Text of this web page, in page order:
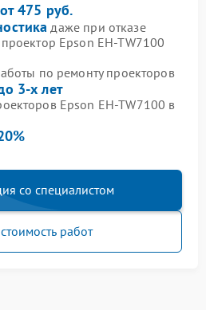
от 475 руб.
даже при отказе
Epson EH-TW7100
по ремонту проекторов
3-х лет
Epson EH-TW7100 в
со специалистом
работ